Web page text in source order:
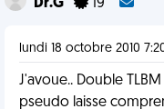
Dr.G 19
lundi 18 octobre 2010
J'avoue.. Double
pseudo laisse